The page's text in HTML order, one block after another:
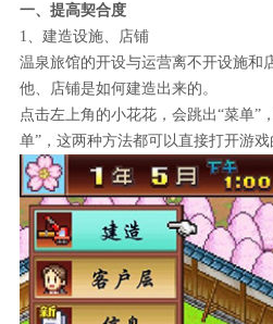
一、提高契合度
1、建造设施、店铺
温泉旅馆的开设与运营离不开设施和
他、店铺是如何建造出来的。
点击左上角的小花花，会跳出“菜单”
单”，这两种方法都可以直接打开游戏